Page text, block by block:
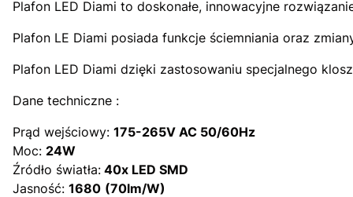
Plafon LED Diami to doskonałe, innowacyjne
Plafon LE Diami posiada funkcje ściemniania oraz
Plafon LED Diami dzięki zastosowaniu specjalnego
Dane techniczne :
Prąd wejściowy: 175-265V AC 50/60Hz
Moc: 24W
Źródło światła: 40x LED SMD
Jasność: 1680 (70lm/W)